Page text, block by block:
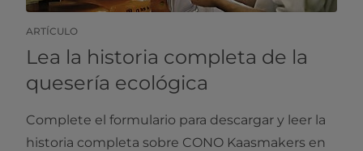
ARTÍCULO
Lea la historia completa de la
quesería ecológica
Complete el formulario para descargar y leer la
historia completa sobre CONO Kaasmakers en